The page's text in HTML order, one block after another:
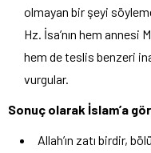
olmayan bir şeyi
Hz. İsa’nın hem annesi
hem de teslis benzeri
vurgular.
Sonuç olarak İslam’a
Allah’ın zatı birdir,